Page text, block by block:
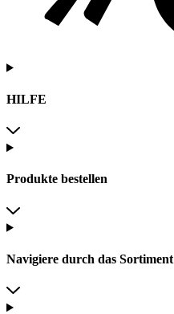
HILFE
Produkte bestellen
Navigiere durch das Sortiment